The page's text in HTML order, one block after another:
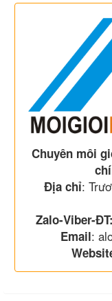
Chuyên môi
Địa chỉ:
Zalo-Viber-ĐT:
Email: